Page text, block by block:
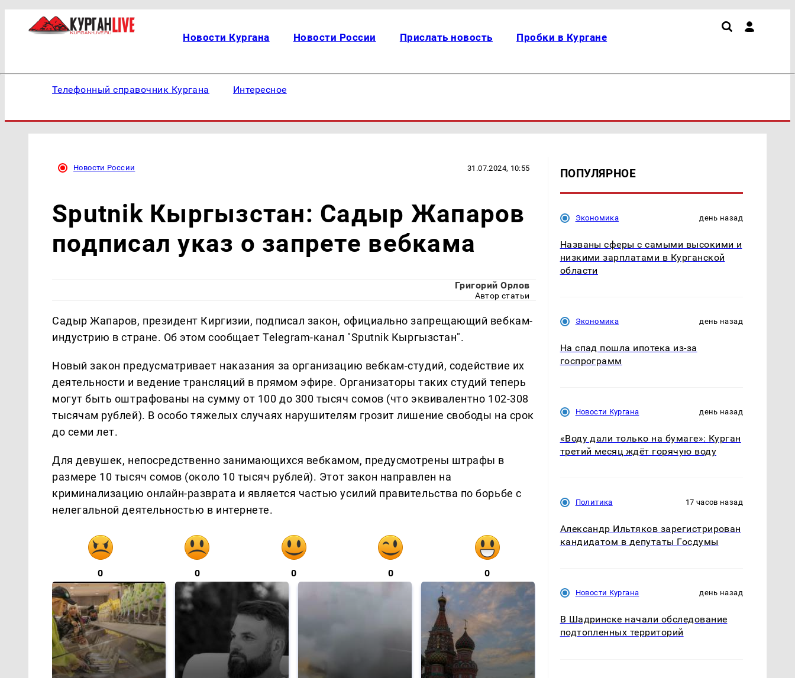
Новости Кургана Новости России Прислать новость Пробки в Кургане
Телефонный справочник Кургана Интересное
Новости России 31.07.2024, 10:55
Sputnik Кыргызстан: Садыр Жапаров
подписал указ о запрете вебкама
Григорий Орлов
Автор статьи
Садыр Жапаров, президент Киргизии, подписал закон, официально запрещающий вебкам-
индустрию в стране. Об этом сообщает Telegram-канал "Sputnik Кыргызстан".
Новый закон предусматривает наказания за организацию вебкам-студий, содействие их
деятельности и ведение трансляций в прямом эфире. Организаторы таких студий теперь
могут быть оштрафованы на сумму от 100 до 300 тысяч сомов (что эквивалентно 102-308
тысячам рублей). В особо тяжелых случаях нарушителям грозит лишение свободы на срок
до семи лет.
Для девушек, непосредственно занимающихся вебкамом, предусмотрены штрафы в
размере 10 тысяч сомов (около 10 тысяч рублей). Этот закон направлен на
криминализацию онлайн-разврата и является частью усилий правительства по борьбе с
нелегальной деятельностью в интернете.
0 0 0 0 0
ПОПУЛЯРНОЕ
Экономика день назад
Названы сферы с самыми высокими и
низкими зарплатами в Курганской
области
Экономика день назад
На спад пошла ипотека из-за
госпрограмм
Новости Кургана день назад
«Воду дали только на бумаге»: Курган
третий месяц ждёт горячую воду
Политика 17 часов назад
Александр Ильтяков зарегистрирован
кандидатом в депутаты Госдумы
Новости Кургана день назад
В Шадринске начали обследование
подтопленных территорий